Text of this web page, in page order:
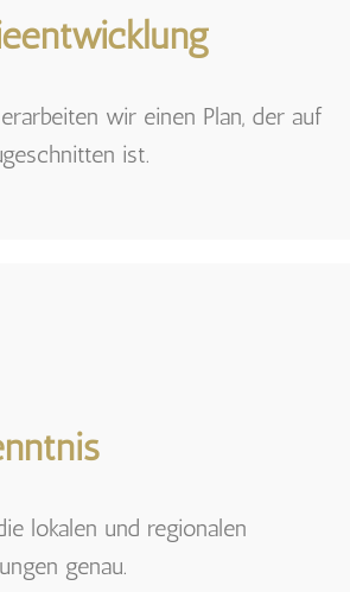
wir einen Plan, der auf
ist.
lokalen und regionalen
genau.